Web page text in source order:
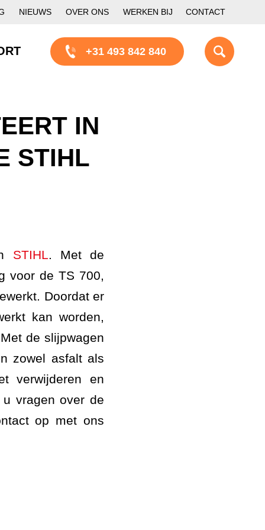
NIEUWS OVER ONS WERKEN BIJ CONTACT
+31 493 842 840
IN
STIHL
STIHL
. Met de
voor de TS 700,
Doordat er
kan worden,
de slijpwagen
zowel asfalt als
verwijderen en
vragen over de
op met ons